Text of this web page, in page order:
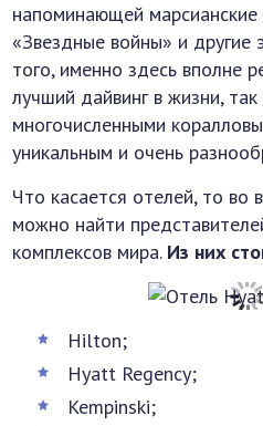
напоминающей марсианские
«Звездные войны» и другие
того, именно здесь вполне
лучший дайвинг в жизни,
многочисленными
уникальным и очень
Что касается отелей, то во
можно найти
комплексов мира. Из них
Hilton;
Hyatt Regency;
Kempinski;